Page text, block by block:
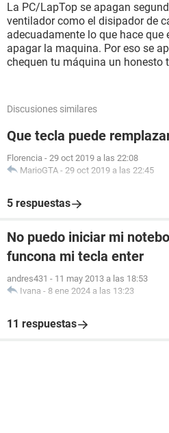
La PC/LapTop se apagan
ventilador como el disipador de
adecuadamente lo que hace que
apagar la maquina. Por eso se
chequen tu máquina un honesto
Discusiones similares
Que tecla puede
Florencia - 29 oct 2019 a las 22:08
MarioGTA - 29 oct 2019 a las 22:45
5 respuestas
No puedo iniciar mi
funcona mi tecla enter
andres431 - 11 may 2013 a las 18:53
Ivana - 8 ene 2024 a las 13:23
11 respuestas